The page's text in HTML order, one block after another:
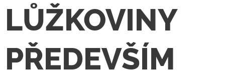
LŮŽKOVINY
PŘEDEVŠÍM